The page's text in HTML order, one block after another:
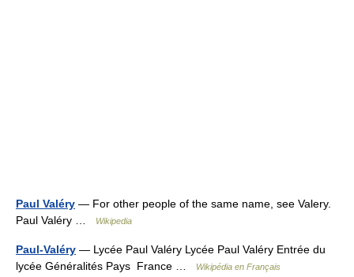
Paul Valéry — For other people of the same name, see Valery.
Paul Valéry …
Wikipedia
Paul-Valéry — Lycée Paul Valéry Lycée Paul Valéry Entrée du
lycée Généralités Pays France …
Wikipédia en Français